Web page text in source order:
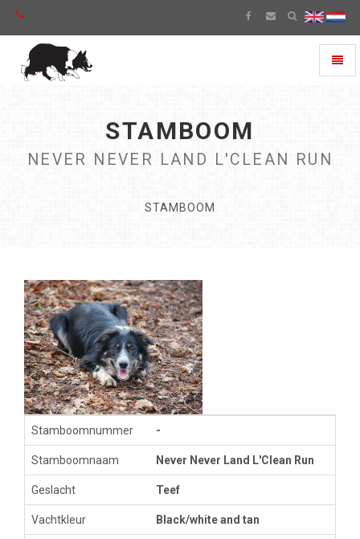
STAMBOOM
NEVER NEVER LAND L'CLEAN RUN
STAMBOOM
Stamboomnummer -
Stamboomnaam Never Never Land L'Clean Run
Geslacht Teef
Vachtkleur Black/white and tan